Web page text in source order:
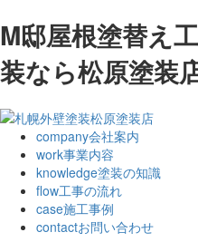
M邸屋根塗替え
装なら松原塗装
company会社案内
work事業内容
knowledge塗装の知識
flow工事の流れ
case施工事例
contactお問い合わせ